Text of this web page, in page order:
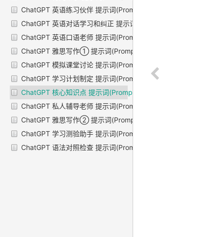
ChatGPT 英语练习伙伴 提示词(Prompts)
ChatGPT 英语对话学习和纠正 提示词(Prompts)
ChatGPT 英语口语老师 提示词(Prompts)
ChatGPT 雅思写作① 提示词(Prompts)
ChatGPT 模拟课堂讨论 提示词(Prompts)
ChatGPT 学习计划制定 提示词(Prompts)
ChatGPT 核心知识点 提示词(Prompts)
ChatGPT 私人辅导老师 提示词(Prompts)
ChatGPT 雅思写作② 提示词(Prompts)
ChatGPT 学习测验助手 提示词(Prompts)
ChatGPT 语法对照检查 提示词(Prompts)